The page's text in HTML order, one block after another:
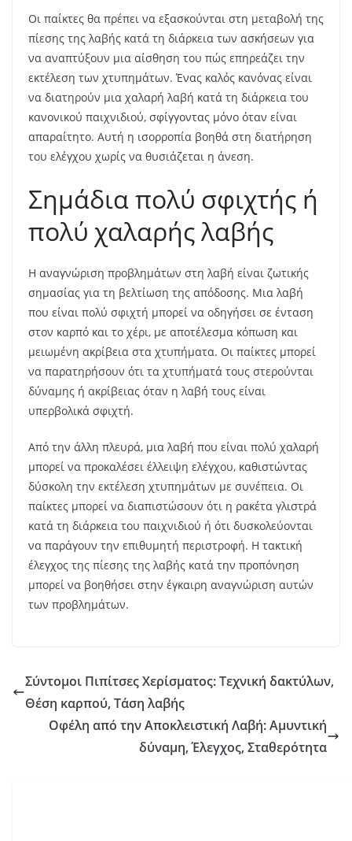
Οι παίκτες θα πρέπει να εξασκούνται στη μεταβολή της
πίεσης της λαβής κατά τη διάρκεια των ασκήσεων για
να αναπτύξουν μια αίσθηση του πώς επηρεάζει την
εκτέλεση των χτυπημάτων. Ένας καλός κανόνας είναι
να διατηρούν μια χαλαρή λαβή κατά τη διάρκεια του
κανονικού παιχνιδιού, σφίγγοντας μόνο όταν είναι
απαραίτητο. Αυτή η ισορροπία βοηθά στη διατήρηση
του ελέγχου χωρίς να θυσιάζεται η άνεση.
Σημάδια πολύ σφιχτής ή
πολύ χαλαρής λαβής
Η αναγνώριση προβλημάτων στη λαβή είναι ζωτικής
σημασίας για τη βελτίωση της απόδοσης. Μια λαβή
που είναι πολύ σφιχτή μπορεί να οδηγήσει σε ένταση
στον καρπό και το χέρι, με αποτέλεσμα κόπωση και
μειωμένη ακρίβεια στα χτυπήματα. Οι παίκτες μπορεί
να παρατηρήσουν ότι τα χτυπήματά τους στερούνται
δύναμης ή ακρίβειας όταν η λαβή τους είναι
υπερβολικά σφιχτή.
Από την άλλη πλευρά, μια λαβή που είναι πολύ χαλαρή
μπορεί να προκαλέσει έλλειψη ελέγχου, καθιστώντας
δύσκολη την εκτέλεση χτυπημάτων με συνέπεια. Οι
παίκτες μπορεί να διαπιστώσουν ότι η ρακέτα γλιστρά
κατά τη διάρκεια του παιχνιδιού ή ότι δυσκολεύονται
να παράγουν την επιθυμητή περιστροφή. Η τακτική
έλεγχος της πίεσης της λαβής κατά την προπόνηση
μπορεί να βοηθήσει στην έγκαιρη αναγνώριση αυτών
των προβλημάτων.
Σύντομοι Πιπίτσες Χερίσματος: Τεχνική δακτύλων,
Θέση καρπού, Τάση λαβής
Οφέλη από την Αποκλειστική Λαβή: Αμυντική
δύναμη, Έλεγχος, Σταθερότητα